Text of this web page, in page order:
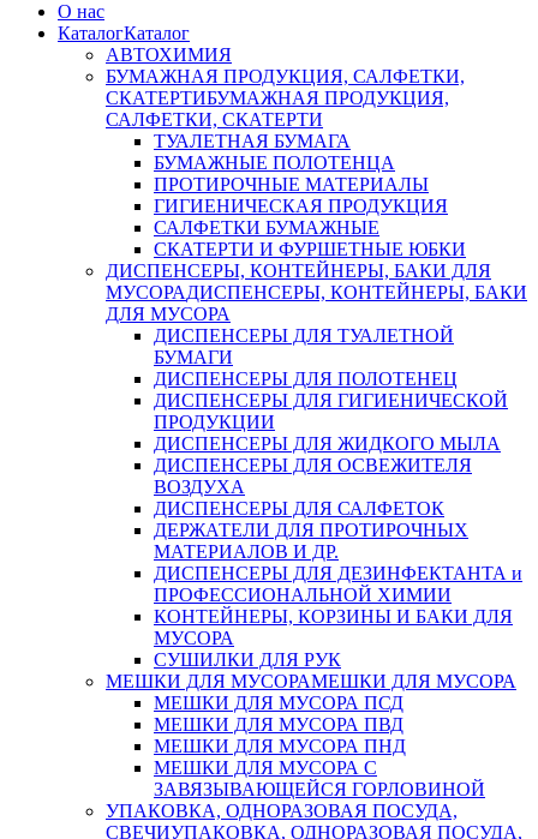
О нас
КаталогКаталог
АВТОХИМИЯ
БУМАЖНАЯ ПРОДУКЦИЯ, САЛФЕТКИ,
СКАТЕРТИБУМАЖНАЯ ПРОДУКЦИЯ,
САЛФЕТКИ, СКАТЕРТИ
ТУАЛЕТНАЯ БУМАГА
БУМАЖНЫЕ ПОЛОТЕНЦА
ПРОТИРОЧНЫЕ МАТЕРИАЛЫ
ГИГИЕНИЧЕСКАЯ ПРОДУКЦИЯ
САЛФЕТКИ БУМАЖНЫЕ
СКАТЕРТИ И ФУРШЕТНЫЕ ЮБКИ
ДИСПЕНСЕРЫ, КОНТЕЙНЕРЫ, БАКИ ДЛЯ
МУСОРАДИСПЕНСЕРЫ, КОНТЕЙНЕРЫ, БАКИ
ДЛЯ МУСОРА
ДИСПЕНСЕРЫ ДЛЯ ТУАЛЕТНОЙ
БУМАГИ
ДИСПЕНСЕРЫ ДЛЯ ПОЛОТЕНЕЦ
ДИСПЕНСЕРЫ ДЛЯ ГИГИЕНИЧЕСКОЙ
ПРОДУКЦИИ
ДИСПЕНСЕРЫ ДЛЯ ЖИДКОГО МЫЛА
ДИСПЕНСЕРЫ ДЛЯ ОСВЕЖИТЕЛЯ
ВОЗДУХА
ДИСПЕНСЕРЫ ДЛЯ САЛФЕТОК
ДЕРЖАТЕЛИ ДЛЯ ПРОТИРОЧНЫХ
МАТЕРИАЛОВ И ДР.
ДИСПЕНСЕРЫ ДЛЯ ДЕЗИНФЕКТАНТА и
ПРОФЕССИОНАЛЬНОЙ ХИМИИ
КОНТЕЙНЕРЫ, КОРЗИНЫ И БАКИ ДЛЯ
МУСОРА
СУШИЛКИ ДЛЯ РУК
МЕШКИ ДЛЯ МУСОРАМЕШКИ ДЛЯ МУСОРА
МЕШКИ ДЛЯ МУСОРА ПСД
МЕШКИ ДЛЯ МУСОРА ПВД
МЕШКИ ДЛЯ МУСОРА ПНД
МЕШКИ ДЛЯ МУСОРА С
ЗАВЯЗЫВАЮЩЕЙСЯ ГОРЛОВИНОЙ
УПАКОВКА, ОДНОРАЗОВАЯ ПОСУДА,
СВЕЧИУПАКОВКА, ОДНОРАЗОВАЯ ПОСУДА,